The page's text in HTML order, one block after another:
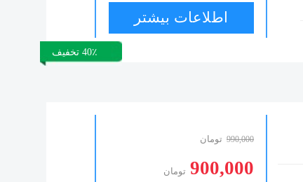
اطلاعات بیشتر
40٪ تخفیف
990,000 تومان
900,000 تومان